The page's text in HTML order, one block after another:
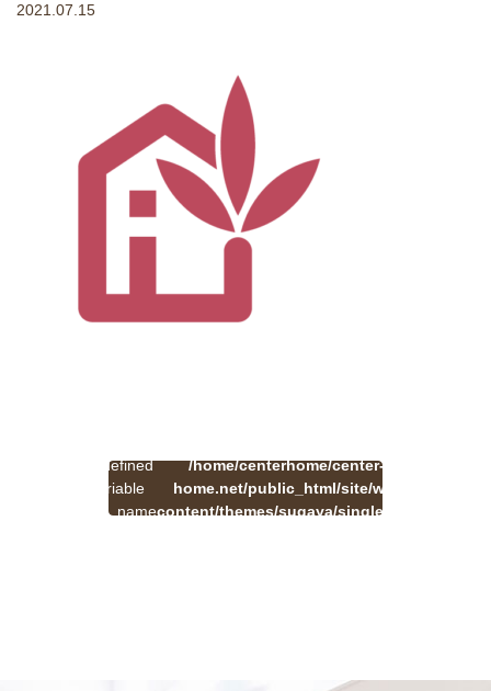
2021.07.15
Undefined
variable
$cat_name
/home/centerhome/center-
home.net/public_html/site/wp-
content/themes/sugaya/single.php